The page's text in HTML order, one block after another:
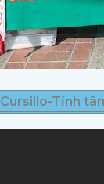
Cursillo-Tỉnh